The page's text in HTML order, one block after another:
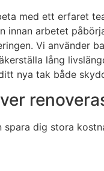
med ett erfaret
arbetet
Vi använder
lång
nya tak både
dig stora